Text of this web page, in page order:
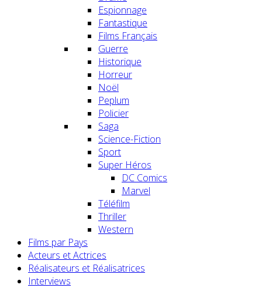
Espionnage
Fantastique
Films Français
Guerre
Historique
Horreur
Noël
Peplum
Policier
Saga
Science-Fiction
Sport
Super Héros
DC Comics
Marvel
Téléfilm
Thriller
Western
Films par Pays
Acteurs et Actrices
Réalisateurs et Réalisatrices
Interviews